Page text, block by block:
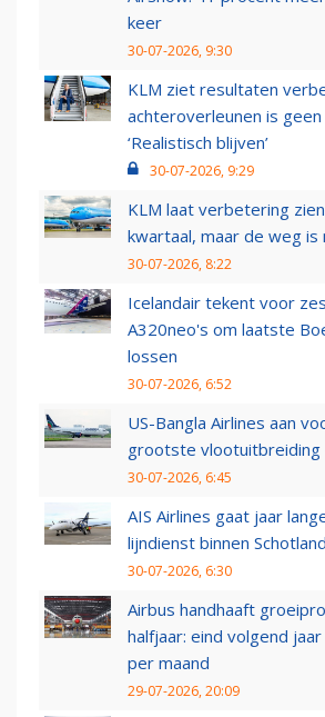
keer
30-07-2026, 9:30
KLM ziet resultaten
achteroverleunen is
‘Realistisch blijven’
30-07-2026, 9:29
KLM laat verbetering
kwartaal, maar de weg is
30-07-2026, 8:22
Icelandair tekent voor
A320neo's om laatste
lossen
30-07-2026, 6:52
US-Bangla Airlines aan
grootste vlootuitbreiding
30-07-2026, 6:45
AIS Airlines gaat jaar
lijndienst binnen Schotland
30-07-2026, 6:30
Airbus handhaaft
halfjaar: eind volgend jaar
per maand
29-07-2026, 20:09